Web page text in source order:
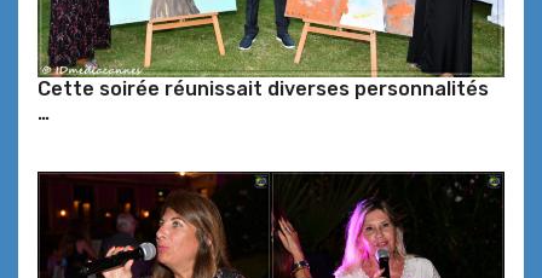
Cette soirée réunissait diverses personnalités
…